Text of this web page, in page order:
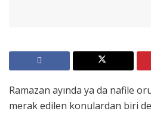
Ramazan ayında ya da nafile
merak edilen konulardan biri